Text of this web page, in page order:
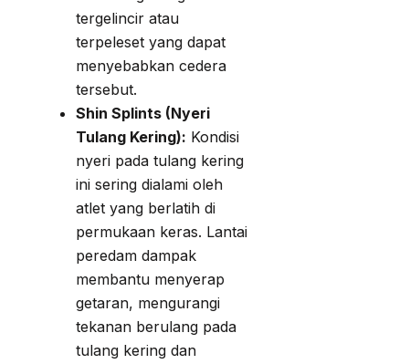
tergelincir atau
terpeleset yang dapat
menyebabkan cedera
tersebut.
Shin Splints (Nyeri
Tulang Kering): Kondisi
nyeri pada tulang kering
ini sering dialami oleh
atlet yang berlatih di
permukaan keras. Lantai
peredam dampak
membantu menyerap
getaran, mengurangi
tekanan berulang pada
tulang kering dan